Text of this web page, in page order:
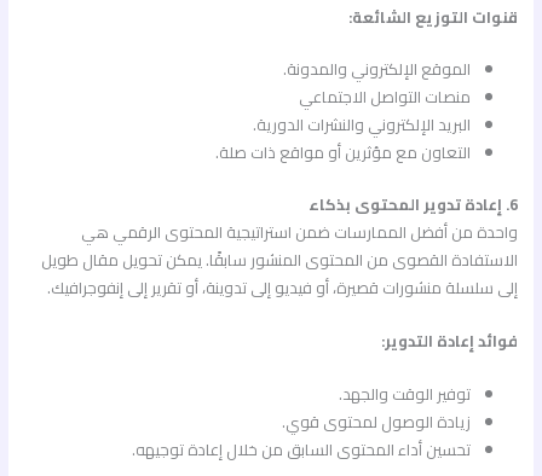
قنوات التوزيع الشائعة:
الموقع الإلكتروني والمدونة.
منصات التواصل الاجتماعي
البريد الإلكتروني والنشرات الدورية.
التعاون مع مؤثرين أو مواقع ذات صلة.
6. إعادة تدوير المحتوى بذكاء
واحدة من أفضل الممارسات ضمن استراتيجية المحتوى الرقمي هي
الاستفادة القصوى من المحتوى المنشور سابقًا. يمكن تحويل مقال طويل
إلى سلسلة منشورات قصيرة، أو فيديو إلى تدوينة، أو تقرير إلى إنفوجرافيك.
فوائد إعادة التدوير:
توفير الوقت والجهد.
زيادة الوصول لمحتوى قوي.
تحسين أداء المحتوى السابق من خلال إعادة توجيهه.